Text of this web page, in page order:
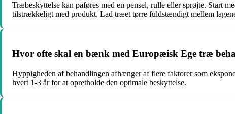
Træbeskyttelse kan påføres med en pensel, rulle eller sprøjte. Start
tilstrækkeligt med produkt. Lad træet tørre fuldstændigt mellem
Hvor ofte skal en bænk med Europæisk Ege træ
Hyppigheden af behandlingen afhænger af flere faktorer som
hvert 1-3 år for at opretholde den optimale beskyttelse.